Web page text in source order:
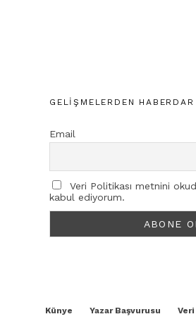
GELIŞMELERDEN HABERDAR
Email
Veri Politikası metnini
kabul ediyorum.
Künye Yazar Başvurusu